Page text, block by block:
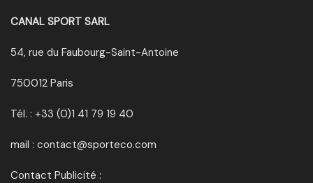
CANAL SPORT SARL
54, rue du Faubourg-Saint-Antoine
750012 Paris
Tél. : +33 (0)1 41 79 19 40
mail : contact@sporteco.com
Contact Publicité :